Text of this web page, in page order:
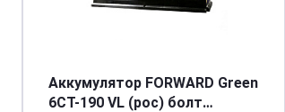
Аккумулятор FORWARD Green
6СТ-190 VL (рос) болт